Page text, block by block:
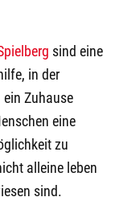
sind eine
in der
Zuhause
eine
zu
alleine leben
sind.